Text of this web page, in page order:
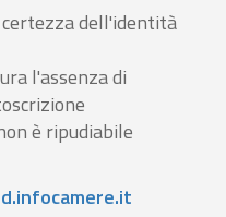
dell'identità
l'assenza di
è ripudiabile